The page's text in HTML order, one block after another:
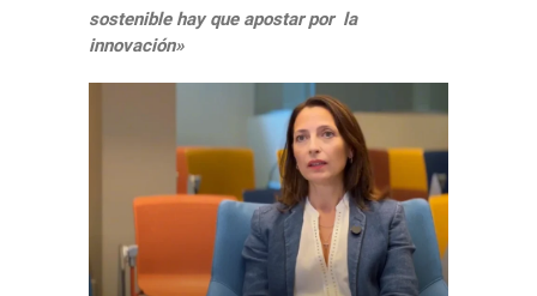
sostenible hay que apostar por la
innovación»